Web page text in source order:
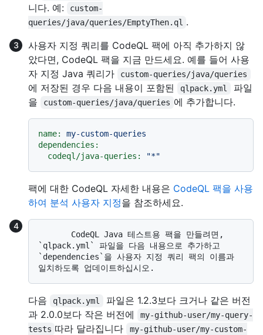
니다. 예:
custom-
queries/java/queries/EmptyThen.ql .
사용자 지정 쿼리를 CodeQL 팩에 아직 추가하지 않
았다면, CodeQL 팩을 지금 만드세요. 예를 들어 사용
자 지정 Java 쿼리가
custom-queries/java/queries
에 저장된 경우 다음 내용이 포함된 qlpack.yml
파일
을
custom-queries/java/queries 에 추가합니다.
name:
my-custom-queries
dependencies:
codeql/java-queries:
"*"
팩에 대한 CodeQL 자세한 내용은 CodeQL 팩을 사용
하여 분석 사용자 지정을 참조하세요.
`qlpack.yml` 파일을 다음 내용으로 추가하고
`dependencies`을 사용자 지정 쿼리 팩의 이름과
다음 qlpack.yml
파일은 1.2.3보다 크거나 같은 버전
과 2.0.0보다 작은 버전에
my-github-user/my-query-
tests 따라 달라집니다
my-github-user/my-custom-